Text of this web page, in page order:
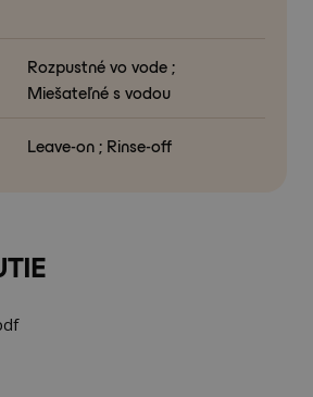
Rozpustné vo vode ;
Miešateľné s vodou
Leave-on ; Rinse-off